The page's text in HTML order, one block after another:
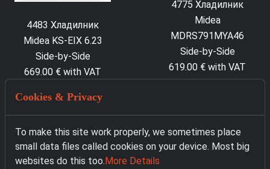
4483 Хладилник
Midea KS-EIX 6.23
Side-by-Side
669.00 € with VAT
4775 Хладилник
Midea
MDRS791MYA46
Side-by-Side
619.00 € with VAT
Cookies & Privacy
To make this site work properly, we sometimes place
small data files called cookies on your device. Most big
websites do this too.More Details